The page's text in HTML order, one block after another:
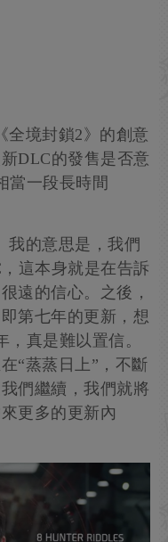
全境封鎖2》的創意
DLC的發售是否意
當一段長時間
我的意思是，我們
這本身就是在告訴
遠的信心。之後，
第七年的更新，想
真是難以置信。
“蒸蒸日上”，不斷
們繼續，我們就將
更多的更新內